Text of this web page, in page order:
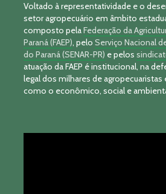
Voltado à representatividade e o
setor agropecuário em âmbito
composto pelaFederação da
Paraná (FAEP), pelo Serviço Nacional
do Paraná (SENAR-PR) e pelos
atuação da FAEP é institucional, na
legal dos milhares de
como o econômico, social e